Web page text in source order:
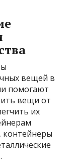
вещей в
помогают
вещи от
их
контейнеры